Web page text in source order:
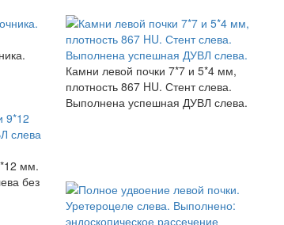
Камни левой почки 7*7 и 5*4 мм,
плотность 867 HU. Стент слева.
Выполнена успешная ДУВЛ слева.
мм.
без